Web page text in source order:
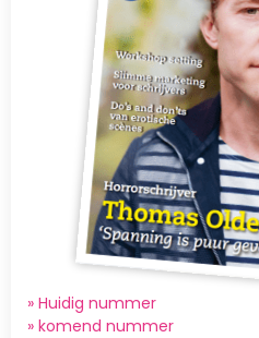
» Huidig nummer
» komend nummer